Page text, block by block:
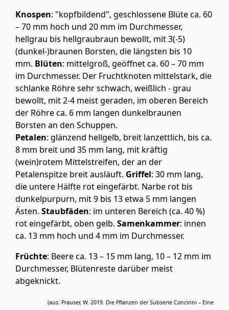
Knospen: "kopfbildend", geschlossene Blüte ca. 60
– 70 mm hoch und 20 mm im Durchmesser,
hellgrau bis hellgraubraun bewollt, mit 3(-5)
(dunkel-)braunen Borsten, die längsten bis 10
mm. Blüten: mittelgroß, geöffnet ca. 60 – 70 mm
im Durchmesser. Der Fruchtknoten mittelstark, die
schlanke Röhre sehr schwach, weißlich - grau
bewollt, mit 2-4 meist geraden, im oberen Bereich
der Röhre ca. 6 mm langen dunkelbraunen
Borsten an den Schuppen.
Petalen: glänzend hellgelb, breit lanzettlich, bis ca.
8 mm breit und 35 mm lang, mit kräftig
(wein)rotem Mittelstreifen, der an der
Petalenspitze breit ausläuft. Griffel: 30 mm lang,
die untere Hälfte rot eingefärbt. Narbe rot bis
dunkelpurpurn, mit 9 bis 13 etwa 5 mm langen
Ästen. Staubfäden: im unteren Bereich (ca. 40 %)
rot eingefärbt, oben gelb. Samenkammer: innen
ca. 13 mm hoch und 4 mm im Durchmesser.
Früchte: Beere ca. 13 – 15 mm lang, 10 – 12 mm im
Durchmesser, Blütenreste darüber meist
abgeknickt.
(aus: Prauser, W. 2019. Die Pflanzen der Subserie Concinni – Eine